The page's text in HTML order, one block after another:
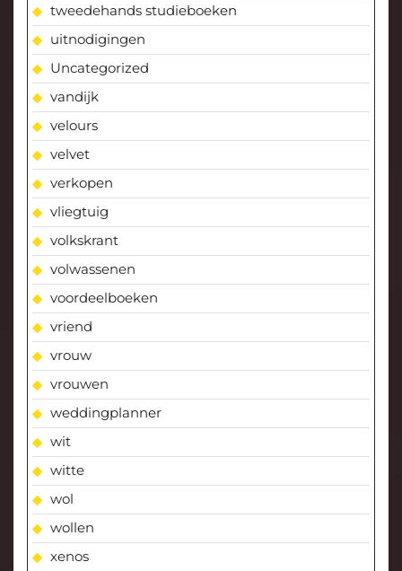
tweedehands studieboeken
uitnodigingen
Uncategorized
vandijk
velours
velvet
verkopen
vliegtuig
volkskrant
volwassenen
voordeelboeken
vriend
vrouw
vrouwen
weddingplanner
wit
witte
wol
wollen
xenos